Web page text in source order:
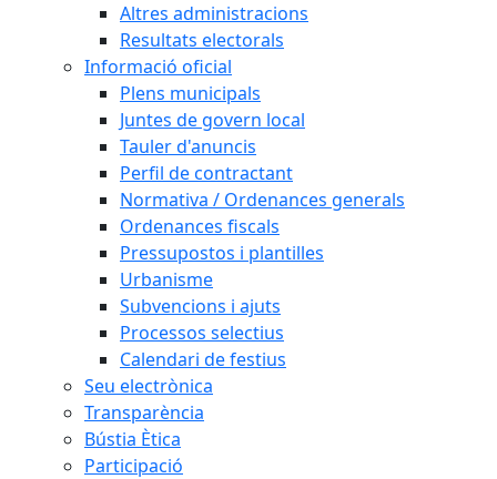
Altres administracions
Resultats electorals
Informació oficial
Plens municipals
Juntes de govern local
Tauler d'anuncis
Perfil de contractant
Normativa / Ordenances generals
Ordenances fiscals
Pressupostos i plantilles
Urbanisme
Subvencions i ajuts
Processos selectius
Calendari de festius
Seu electrònica
Transparència
Bústia Ètica
Participació